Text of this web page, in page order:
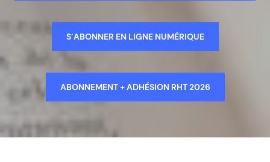
S’ABONNER EN LIGNE NUMÉRIQUE
ABONNEMENT + ADHÉSION RHT 2026